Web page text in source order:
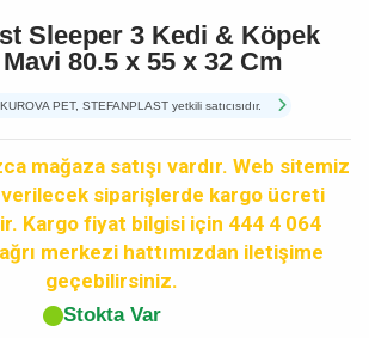
Sleeper 3 Kedi & Köpek
Mavi 80.5 x 55 x 32 Cm
PET, STEFANPLAST yetkili satıcısıdır.
mağaza satışı vardır. Web sitemiz
siparişlerde kargo ücreti
Kargo fiyat bilgisi için 444 4 064
merkezi hattımızdan iletişime
geçebilirsiniz.
Stokta Var